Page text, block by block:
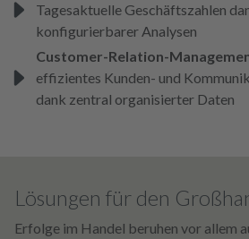
Tagesaktuelle Geschäftszahlen
konfigurierbarer Analysen
Customer-Relation-
effizientes Kunden- und
dank zentral organisierter Daten
Lösungen für den
Erfolge im Handel beruhen vor allem